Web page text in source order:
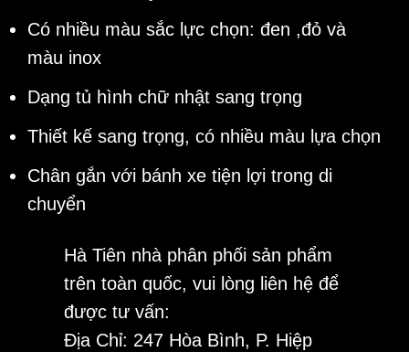
Có nhiều màu sắc lực chọn: đen ,đỏ và
màu inox
Dạng tủ hình chữ nhật sang trọng
Thiết kế sang trọng, có nhiều màu lựa chọn
Chân gắn với bánh xe tiện lợi trong di
chuyển
Hà Tiên nhà phân phối sản phẩm
trên toàn quốc, vui lòng liên hệ để
được tư vấn:
Địa Chỉ: 247 Hòa Bình, P. Hiệp